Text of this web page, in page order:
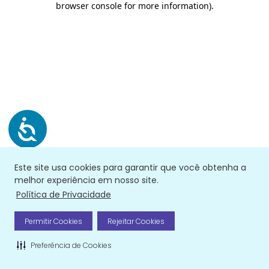
Este site usa cookies para garantir que você obtenha a
melhor experiência em nosso site.
Política de Privacidade
Permitir Cookies Rejeitar Cookies
Preferência de Cookies
browser console for more information).